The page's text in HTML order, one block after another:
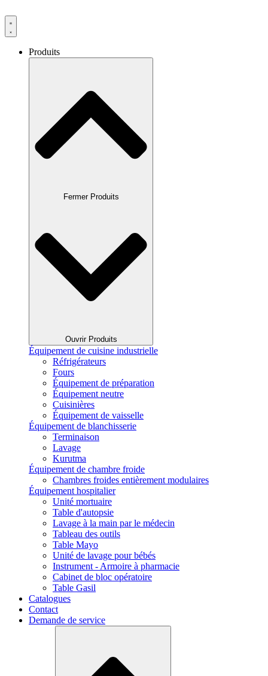
Produits
Fermer Produits
Ouvrir Produits
Équipement de cuisine industrielle
Réfrigérateurs
Fours
Équipement de préparation
Équipement neutre
Cuisinières
Équipement de vaisselle
Équipement de blanchisserie
Terminaison
Lavage
Kurutma
Équipement de chambre froide
Chambres froides entièrement modulaires
Équipement hospitalier
Unité mortuaire
Table d'autopsie
Lavage à la main par le médecin
Tableau des outils
Table Mayo
Unité de lavage pour bébés
Instrument - Armoire à pharmacie
Cabinet de bloc opératoire
Table Gasil
Catalogues
Contact
Demande de service